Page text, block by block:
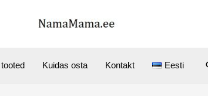
Kuidas osta Kontakt Eesti